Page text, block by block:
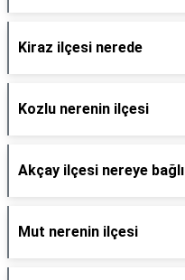
Kiraz ilçesi nerede
Kozlu nerenin ilçesi
Akçay ilçesi nereye bağlı
Mut nerenin ilçesi